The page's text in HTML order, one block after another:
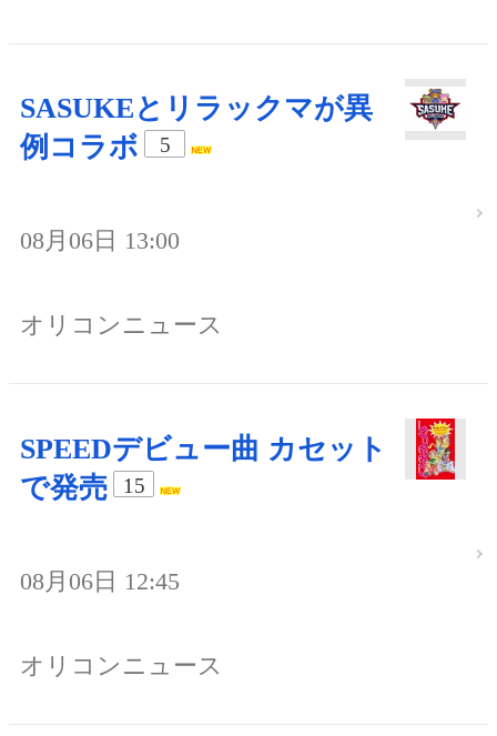
SASUKEとリラックマが異
例コラボ
5
08月06日 13:00
オリコンニュース
SPEEDデビュー曲 カセット
で発売
15
08月06日 12:45
オリコンニュース